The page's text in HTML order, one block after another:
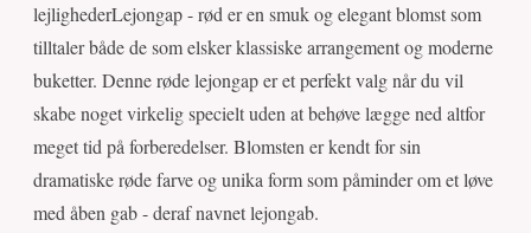
lejlighederLejongap - rød er en smuk og elegant blomst som
tilltaler både de som elsker klassiske arrangement og moderne
buketter. Denne røde lejongap er et perfekt valg når du vil
skabe noget virkelig specielt uden at behøve lægge ned altfor
meget tid på forberedelser. Blomsten er kendt for sin
dramatiske røde farve og unika form som påminder om et løve
med åben gab - deraf navnet lejongab.